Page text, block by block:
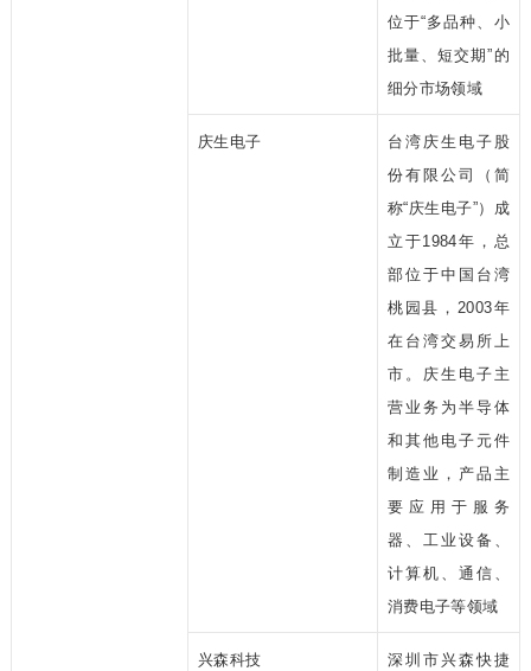
位于“多品种、小
批量、短交期”的
细分市场领域
庆生电子
台湾庆生电子股
份有限公司（简
称“庆生电子”）成
立于1984年，总
部位于中国台湾
桃园县，2003年
在台湾交易所上
市。庆生电子主
营业务为半导体
和其他电子元件
制造业，产品主
要应用于服务
器、工业设备、
计算机、通信、
消费电子等领域
兴森科技
深圳市兴森快捷